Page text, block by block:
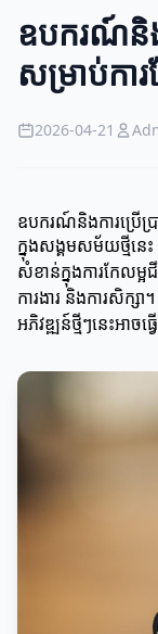
ឧបករណ៍និង
សម្រាប់កា
2026-04-21
ឧបករណ៍និងការប្រើប្រ
ក្នុងសង្គមសម័យថ្មីនេ
សំខាន់ក្នុងការកែលម្
ការងារ និងការសិក្ស
អភិវឌ្ឍន៍ថ្មីៗនេះអា